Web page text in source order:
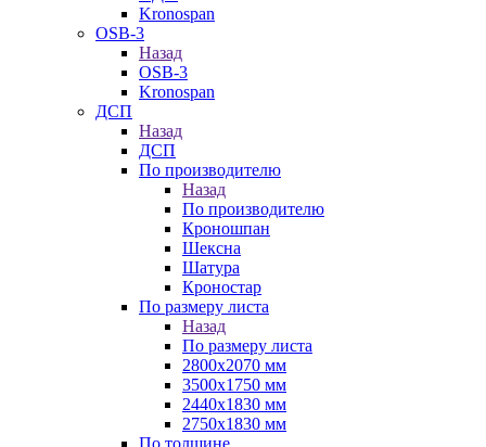
Kronospan
OSB-3
Назад
OSB-3
Kronospan
ДСП
Назад
ДСП
По производителю
Назад
По производителю
Кроношпан
Шексна
Шатура
Кроностар
По размеру листа
Назад
По размеру листа
2800х2070 мм
3500х1750 мм
2440х1830 мм
2750х1830 мм
По толщине